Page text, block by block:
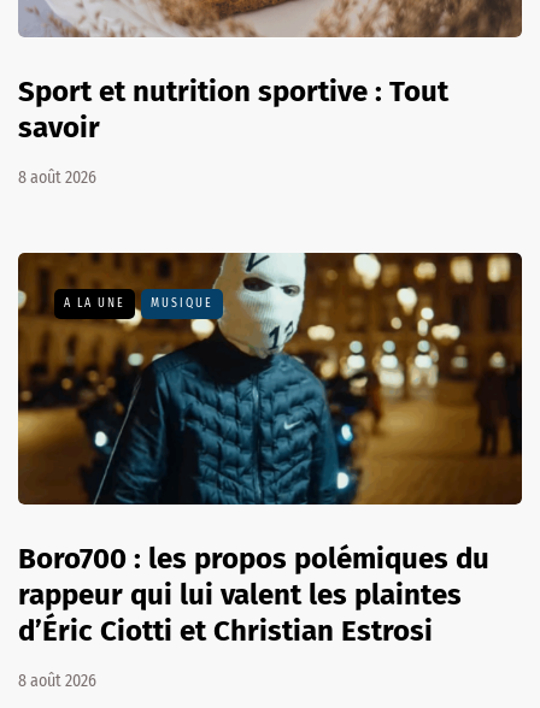
Sport et nutrition sportive : Tout
savoir
8 août 2026
A LA UNE MUSIQUE
Boro700 : les propos polémiques du
rappeur qui lui valent les plaintes
d’Éric Ciotti et Christian Estrosi
8 août 2026